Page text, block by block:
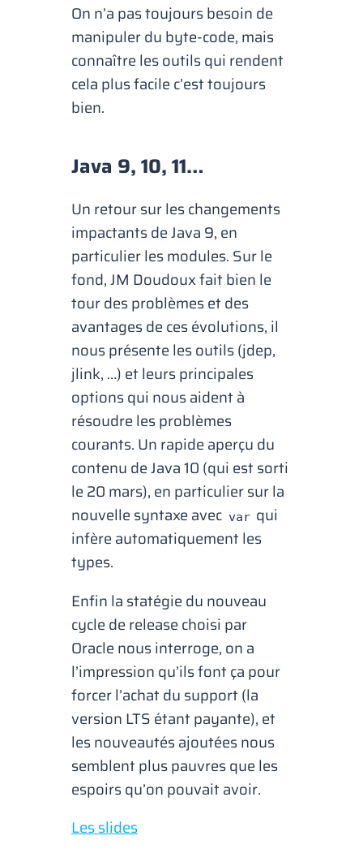
On n’a pas toujours besoin de
manipuler du byte-code, mais
connaître les outils qui rendent
cela plus facile c’est toujours
bien.
Java 9, 10, 11…
Un retour sur les changements
impactants de Java 9, en
particulier les modules. Sur le
fond, JM Doudoux fait bien le
tour des problèmes et des
avantages de ces évolutions, il
nous présente les outils (jdep,
jlink, …) et leurs principales
options qui nous aident à
résoudre les problèmes
courants. Un rapide aperçu du
contenu de Java 10 (qui est sorti
le 20 mars), en particulier sur la
nouvelle syntaxe avec var qui
infère automatiquement les
types.
Enfin la statégie du nouveau
cycle de release choisi par
Oracle nous interroge, on a
l’impression qu’ils font ça pour
forcer l’achat du support (la
version LTS étant payante), et
les nouveautés ajoutées nous
semblent plus pauvres que les
espoirs qu’on pouvait avoir.
Les slides